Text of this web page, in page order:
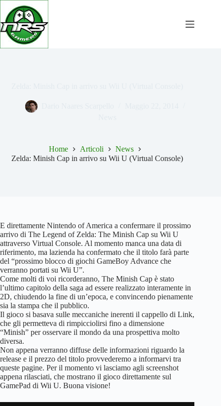
Salta
contenuto
Home Articoli
News
Zelda: Minish Cap in arrivo su Wii U (Virtual Console)
E direttamente Nintendo of America a confermare il prossimo
arrivo di The Legend of Zelda: The Minish Cap su Wii U
attraverso Virtual Console. Al momento manca una data di
riferimento, ma lazienda ha confermato che il titolo farà parte
del “prossimo blocco di giochi GameBoy Advance che
verranno portati su Wii U”.
Come molti di voi ricorderanno, The Minish Cap è stato
l’ultimo capitolo della saga ad essere realizzato interamente in
2D, chiudendo la fine di un’epoca, e convincendo pienamente
sia la stampa che il pubblico.
Il gioco si basava sulle meccaniche inerenti il cappello di Link,
che gli permetteva di rimpicciolirsi fino a dimensione
“Minish” per osservare il mondo da una prospettiva molto
diversa.
Non appena verranno diffuse delle informazioni riguardo la
release e il prezzo del titolo provvederemo a informarvi tra
queste pagine. Per il momento vi lasciamo agli screenshot
appena rilasciati, che mostrano il gioco direttamente sul
GamePad di Wii U. Buona visione!